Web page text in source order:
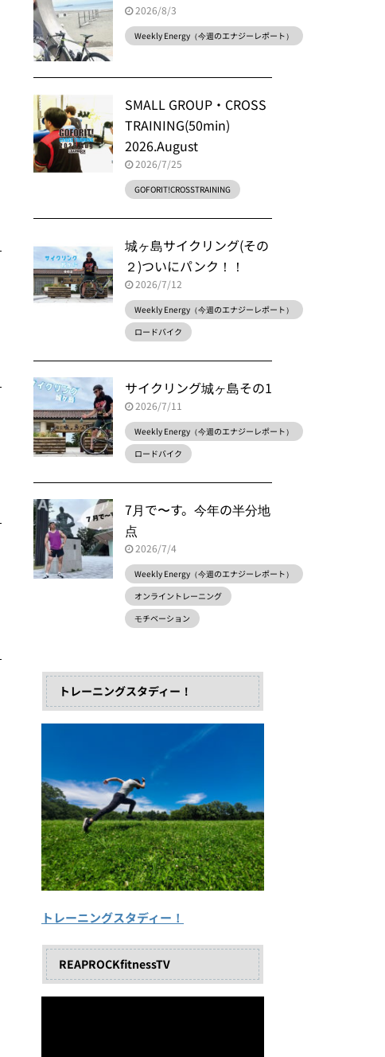
2026/8/3
Weekly Energy（今週のエナジーレポート）
SMALL GROUP・CROSS
TRAINING(50min)
2026.August
2026/7/25
GOFORIT!CROSSTRAINING
城ヶ島サイクリング(その
２)ついにパンク！！
2026/7/12
Weekly Energy（今週のエナジーレポート）
ロードバイク
サイクリング城ヶ島その1
2026/7/11
Weekly Energy（今週のエナジーレポート）
ロードバイク
7月で〜す。今年の半分地
点
2026/7/4
Weekly Energy（今週のエナジーレポート）
オンライントレーニング
モチベーション
トレーニングスタディー！
トレーニングスタディー！
REAPROCKfitnessTV